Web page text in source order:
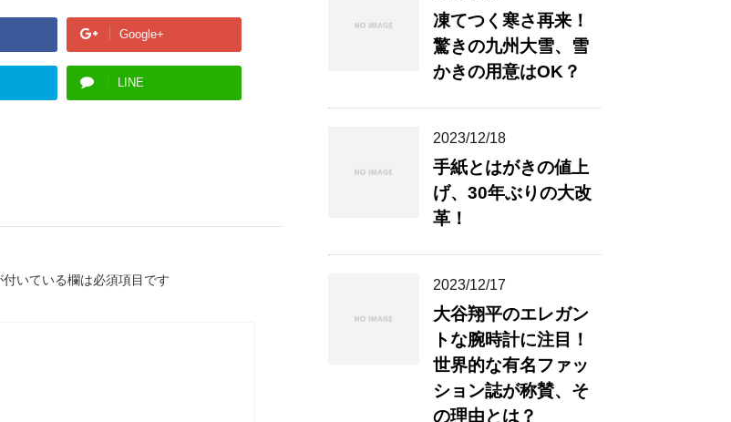
Google+
LINE
付いている欄は必須項目です
凍てつく寒さ再来！
驚きの九州大雪、雪
かきの用意はOK？
2023/12/18
手紙とはがきの値上
げ、30年ぶりの大改
革！
2023/12/17
大谷翔平のエレガン
トな腕時計に注目！
世界的な有名ファッ
ション誌が称賛、そ
の理由とは？